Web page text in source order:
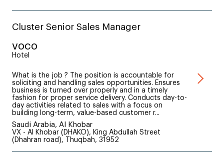
Cluster Senior Sales Manager
voco
Hotel
What is the job ? The position is accountable for
soliciting and handling sales opportunities. Ensures
business is turned over properly and in a timely
fashion for proper service delivery. Conducts day-to-
day activities related to sales with a focus on
building long-term, value-based customer r...
Saudi Arabia, Al Khobar
VX - Al Khobar (DHAKO), King Abdullah Street
(Dhahran road), Thuqbah, 31952